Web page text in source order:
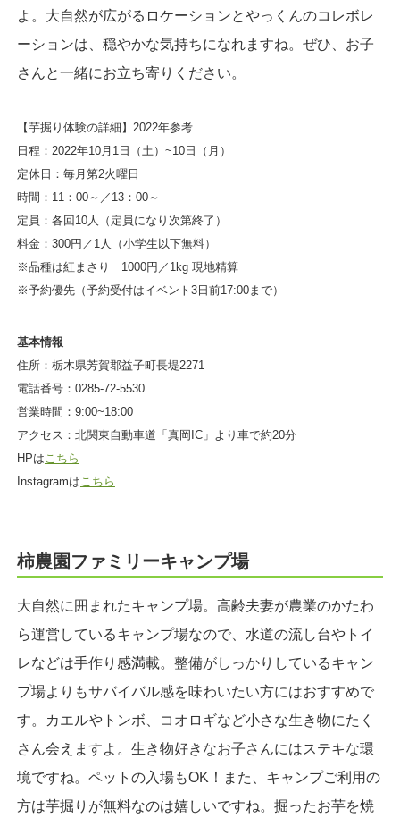
よ。大自然が広がるロケーションとやっくんのコレボレ
ーションは、穏やかな気持ちになれますね。ぜひ、お子
さんと一緒にお立ち寄りください。
【芋掘り体験の詳細】2022年参考
日程：2022年10月1日（土）~10日（月）
定休日：毎月第2火曜日
時間：11：00～／13：00～
定員：各回10人（定員になり次第終了）
料金：300円／1人（小学生以下無料）
※品種は紅まさり 1000円／1kg 現地精算
※予約優先（予約受付はイベント3日前17:00まで）
基本情報
住所：栃木県芳賀郡益子町長堤2271
電話番号：0285-72-5530
営業時間：9:00~18:00
アクセス：北関東自動車道「真岡IC」より車で約20分
HPはこちら
Instagramはこちら
柿農園ファミリーキャンプ場
大自然に囲まれたキャンプ場。高齢夫妻が農業のかたわ
ら運営しているキャンプ場なので、水道の流し台やトイ
レなどは手作り感満載。整備がしっかりしているキャン
プ場よりもサバイバル感を味わいたい方にはおすすめで
す。カエルやトンボ、コオロギなど小さな生き物にたく
さん会えますよ。生き物好きなお子さんにはステキな環
境ですね。ペットの入場もOK！また、キャンプご利用の
方は芋掘りが無料なのは嬉しいですね。掘ったお芋を焼